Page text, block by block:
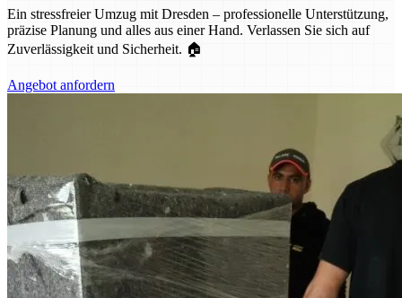
Ein stressfreier Umzug mit Dresden – professionelle Unterstützung,
präzise Planung und alles aus einer Hand. Verlassen Sie sich auf
Zuverlässigkeit und Sicherheit. 🏠
Angebot anfordern